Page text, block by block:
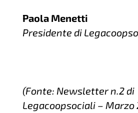
Paola Menetti
Presidente di
(Fonte: Newsletter n.2 di
Legacoopsociali – Marzo